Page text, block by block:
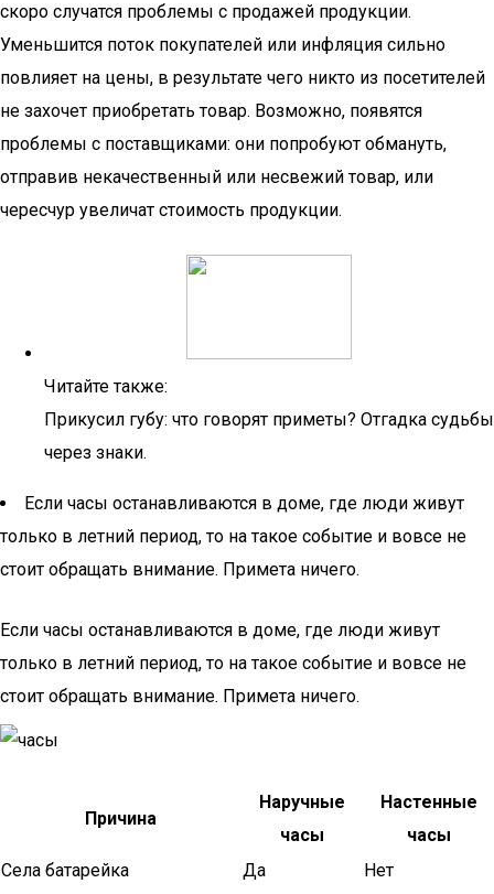
скоро случатся проблемы с продажей продукции.
Уменьшится поток покупателей или инфляция сильно
повлияет на цены, в результате чего никто из посетителей
не захочет приобретать товар. Возможно, появятся
проблемы с поставщиками: они попробуют обмануть,
отправив некачественный или несвежий товар, или
чересчур увеличат стоимость продукции.
Читайте также:
Прикусил губу: что говорят приметы? Отгадка судьбы
через знаки.
Если часы останавливаются в доме, где люди живут
только в летний период, то на такое событие и вовсе не
стоит обращать внимание. Примета ничего.
Если часы останавливаются в доме, где люди живут
только в летний период, то на такое событие и вовсе не
стоит обращать внимание. Примета ничего.
Причина
Наручные
часы
Настенные
часы
Села батарейка
Да
Нет